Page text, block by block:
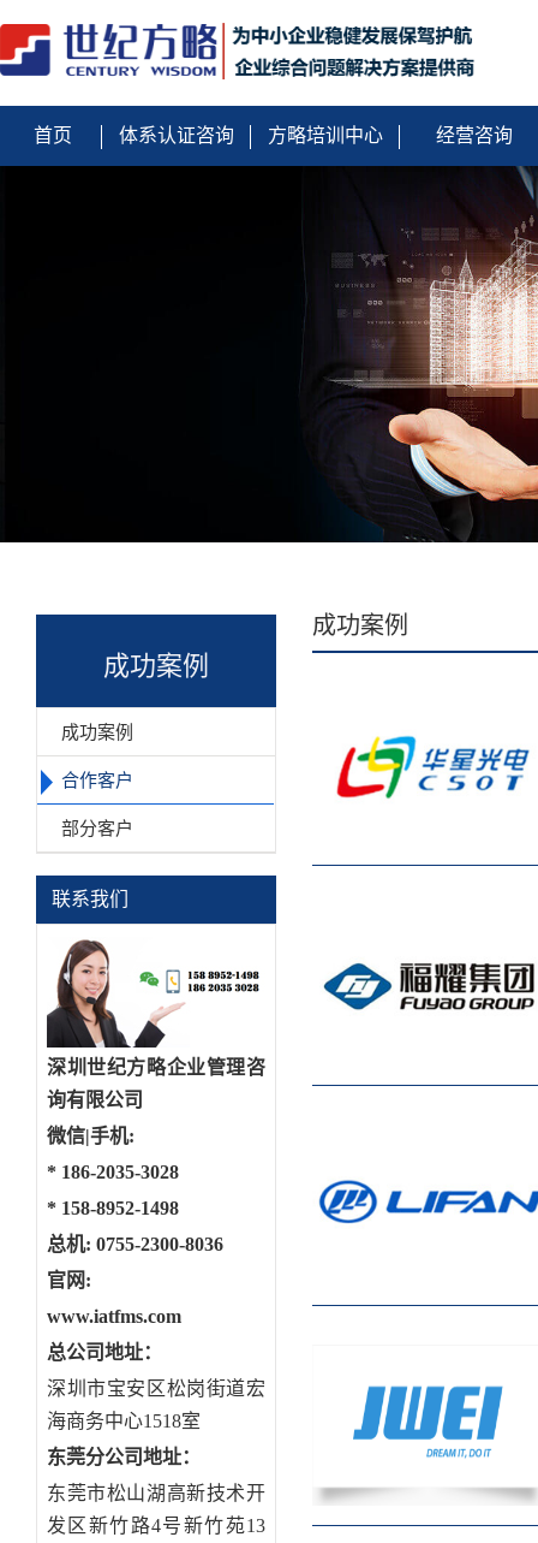
首页 体系认证咨询 方略培训中心 经营咨询
成功案例
成功案例
合作客户
部分客户
联系我们
深圳世纪方略企业管理咨
询有限公司
微信|手机:
* 186-2035-3028
* 158-8952-1498
总机: 0755-2300-8036
官网:
www.iatfms.com
总公司地址：
深圳市宝安区松岗街道宏
海商务中心1518室
东莞分公司地址：
东莞市松山湖高新技术开
发区新竹路4号新竹苑13
成功案例